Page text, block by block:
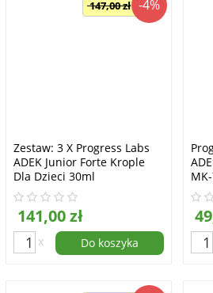
-4%
Zestaw: 3 X Progress Labs
ADEK Junior Forte Krople
Dla Dzieci 30ml
141,00 zł
147,00 zł
x Do koszyka
30ml